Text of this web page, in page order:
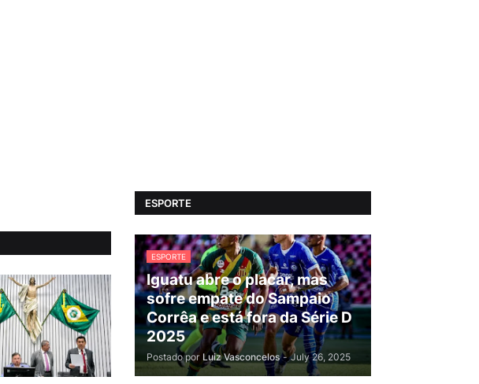
ESPORTE
ESPORTE
Iguatu abre o placar, mas
sofre empate do Sampaio
Corrêa e está fora da Série D
2025
Postado por Luiz Vasconcelos - July 26, 2025